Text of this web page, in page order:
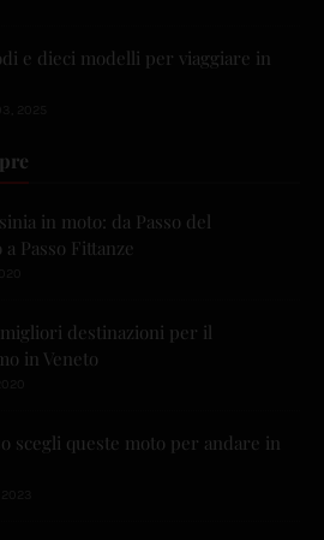
e dieci modelli per viaggiare in
in moto: da Passo del
Passo Fittanze
destinazioni per il
in Veneto
scegli queste moto per andare in